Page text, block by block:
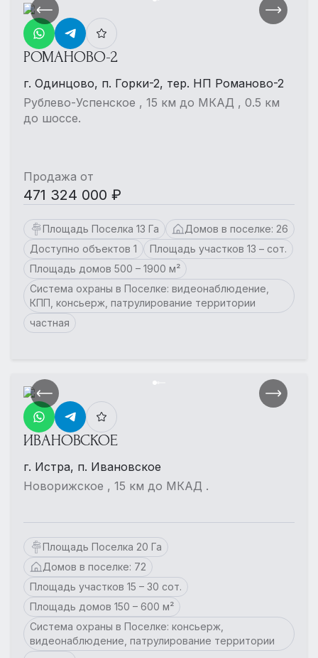
РОМАНОВО-2
г. Одинцово, п. Горки-2, тер. НП Романово-2
Рублево-Успенское , 15 км до МКАД , 0.5 км
до шоссе.
Продажа от
471 324 000 ₽
Площадь Поселка 13 Га
Домов в поселке: 26
Доступно объектов 1
Площадь участков 13 – сот.
Площадь домов 500 – 1900 м²
Система охраны в Поселке: видеонаблюдение,
КПП, консьерж, патрулирование территории
частная
ИВАНОВСКОЕ
г. Истра, п. Ивановское
Новорижское , 15 км до МКАД .
Площадь Поселка 20 Га
Домов в поселке: 72
Площадь участков 15 – 30 сот.
Площадь домов 150 – 600 м²
Система охраны в Поселке: консьерж,
видеонаблюдение, патрулирование территории